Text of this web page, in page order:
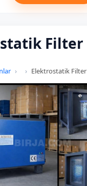
Filter
Elektrostatik Filter